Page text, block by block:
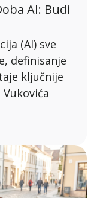
AI: Budi
(AI) sve
definisanje
ključnije
Vukovića